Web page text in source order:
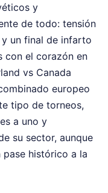
y
de todo: tensión
un final de infarto
con el corazón en
vs Canada
europeo
tipo de torneos,
a uno y
su sector, aunque
histórico a la